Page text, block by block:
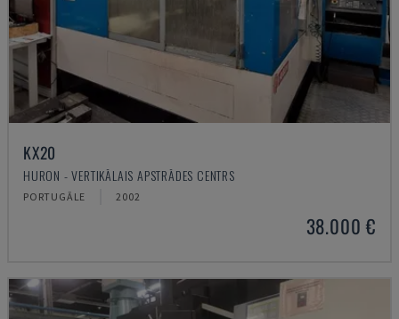
KX20
HURON - VERTIKĀLAIS APSTRĀDES CENTRS
PORTUGĀLE 2002
38.000 €